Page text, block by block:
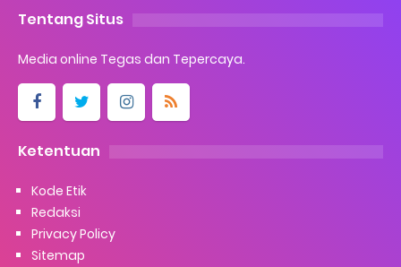
Tentang Situs
Media online Tegas dan Tepercaya.
Ketentuan
Kode Etik
Redaksi
Privacy Policy
Sitemap